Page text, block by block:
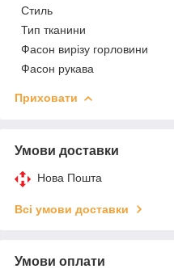
Стиль
Тип тканини
Фасон вирізу горловини
Фасон рукава
Приховати
Умови доставки
Нова Пошта
Всі умови доставки
Умови оплати